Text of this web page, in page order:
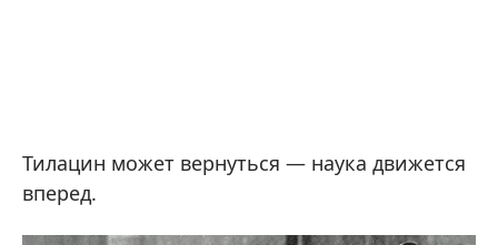
Тилацин может вернуться — наука движется
вперед.